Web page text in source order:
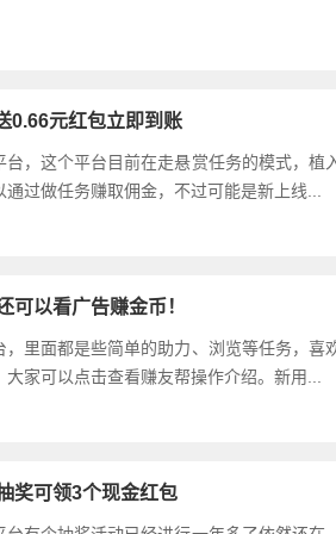
0.66元红包立即到账
，这个平台目前在走悬赏任务的模式，植
过做任务赚取佣金，不过可能是新上线...
可以看广告赚金币！
里面都是些简单的助力、浏览等任务，喜
家可以点击查看赚友帮操作介绍。新用...
奖可领3个现金红包